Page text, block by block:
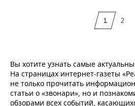
1 2
Вы хотите узнать самые
На страницах интернет-газеты
не только прочитать
статьи о «звонари», но и
обзорами всех событий,